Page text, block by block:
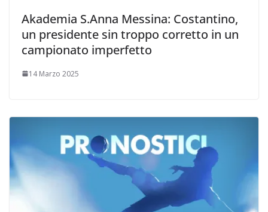
Akademia S.Anna Messina: Costantino,
un presidente sin troppo corretto in un
campionato imperfetto
14 Marzo 2025